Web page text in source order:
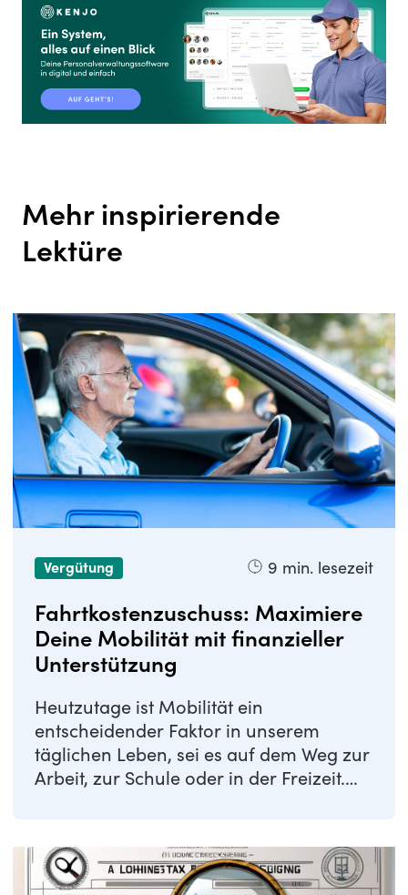
Mehr inspirierende
Lektüre
Vergütung 9 min. lesezeit
Fahrtkostenzuschuss: Maximiere
Deine Mobilität mit finanzieller
Unterstützung
Heutzutage ist Mobilität ein
entscheidender Faktor in unserem
täglichen Leben, sei es auf dem Weg zur
Arbeit, zur Schule oder in der Freizeit.